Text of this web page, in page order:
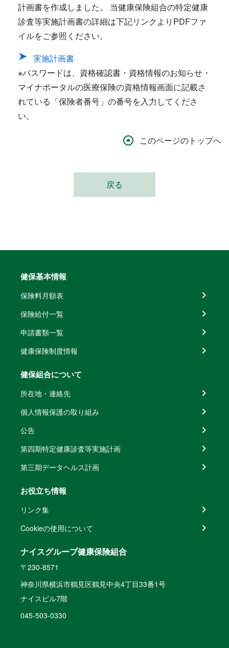
計画書を作成しました。 当健康保険組合の特定健康
診査等実施計画書の詳細は下記リンクよりPDFファ
イルをご参照ください。
実施計画書
※パスワードは、資格確認書・資格情報のお知らせ・
マイナポータルの医療保険の資格情報画面に記載さ
れている「保険者番号」の番号を入力してくださ
い。
このページのトップへ
戻る
健保基本情報
保険料月額表
保険給付一覧
申請書類一覧
健康保険制度情報
健保組合について
所在地・連絡先
個人情報保護の取り組み
公告
第四期特定健康診査等実施計画
第三期データヘルス計画
お役立ち情報
リンク集
Cookieの使用について
ナイスグループ健康保険組合
〒230-8571
神奈川県横浜市鶴見区鶴見中央4丁目33番1号
ナイスビル7階
045-503-0330